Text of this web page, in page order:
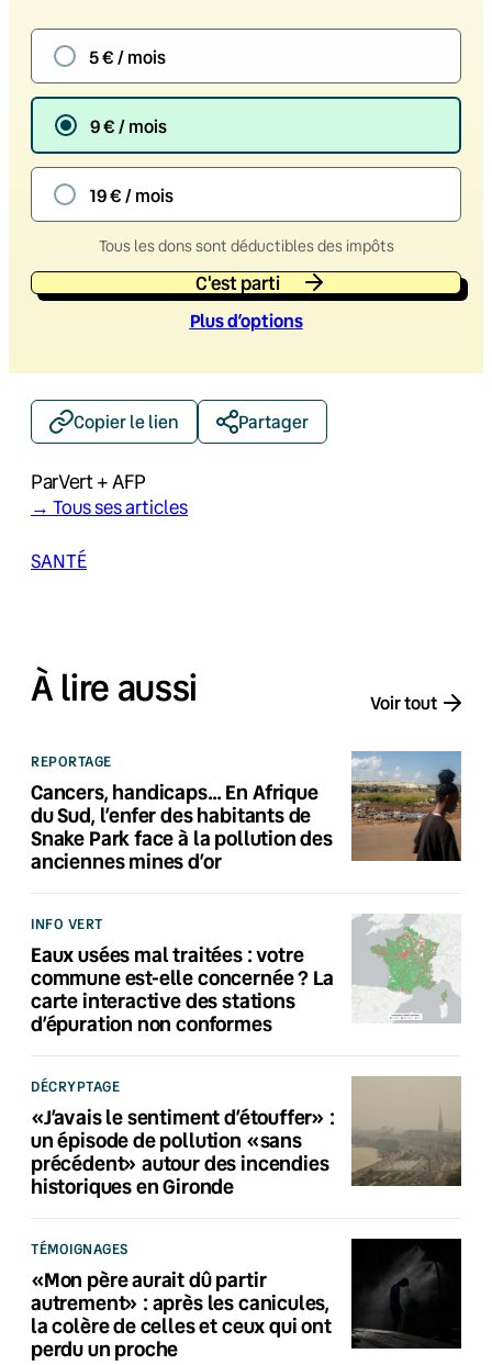
5 € / mois
9 € / mois
19 € / mois
Tous les dons sont déductibles des impôts
C'est parti
Plus d’options
Copier le lien Partager
ParVert + AFP
→ Tous ses articles
SANTÉ
À lire aussi Voir tout
REPORTAGE
Cancers, handicaps… En Afrique
du Sud, l’enfer des habitants de
Snake Park face à la pollution des
anciennes mines d’or
INFO VERT
Eaux usées mal traitées : votre
commune est-elle concernée ? La
carte interactive des stations
d’épuration non conformes
DÉCRYPTAGE
«J’avais le sentiment d’étouffer» :
un épisode de pollution «sans
précédent» autour des incendies
historiques en Gironde
TÉMOIGNAGES
«Mon père aurait dû partir
autrement» : après les canicules,
la colère de celles et ceux qui ont
perdu un proche